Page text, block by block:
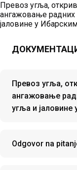
Превоз угља,
ангажовање радних
јаловине у
Превоз угља,
ангажовање
угља и
Odgovor na